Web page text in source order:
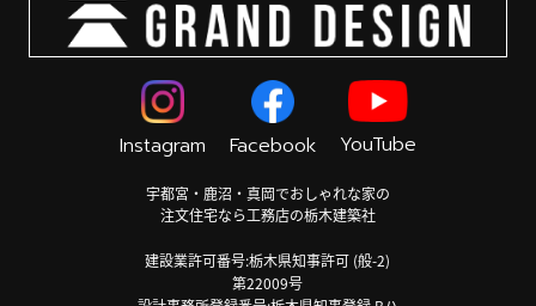
Instagram Facebook YouTube
宇都宮・鹿沼・真岡でおしゃれな家の
注文住宅なら工務店の栃木建築社
建設業許可番号:栃木県知事許可 (般-2)
第22009号